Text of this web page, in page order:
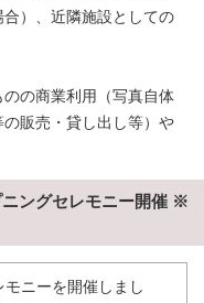
）、近隣施設としての
のの商業利用（写真自体
販売・貸し出し等）や
ニングセレモニー開催 ※
ニーを開催しまし